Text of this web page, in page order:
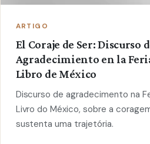
ARTIGO
El Coraje de Ser: Discurso
Agradecimiento en la
Libro de México
Discurso de agradecimento na
Livro do México, sobre a
sustenta uma trajetória.